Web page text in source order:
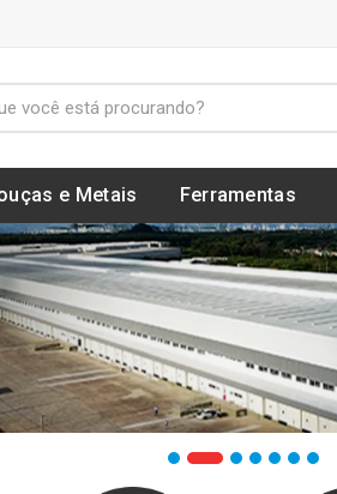
e Metais Ferramentas